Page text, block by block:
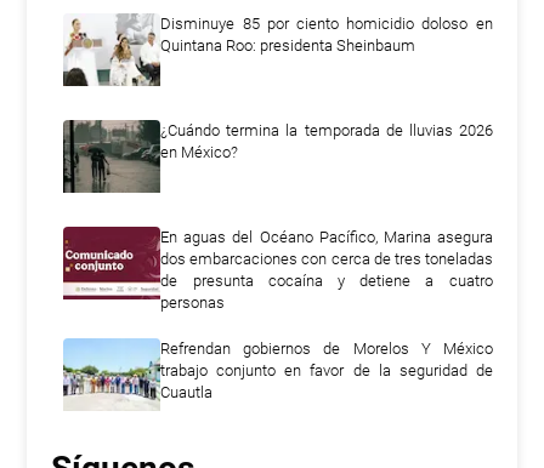
Disminuye 85 por ciento homicidio doloso en
Quintana Roo: presidenta Sheinbaum
¿Cuándo termina la temporada de lluvias 2026
en México?
En aguas del Océano Pacífico, Marina asegura
dos embarcaciones con cerca de tres toneladas
de presunta cocaína y detiene a cuatro
personas
Refrendan gobiernos de Morelos Y México
trabajo conjunto en favor de la seguridad de
Cuautla